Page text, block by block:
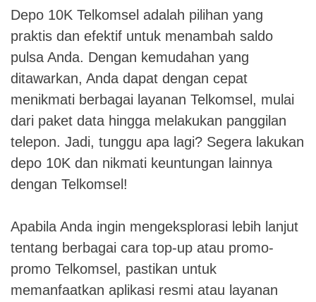
Depo 10K Telkomsel adalah pilihan yang
praktis dan efektif untuk menambah saldo
pulsa Anda. Dengan kemudahan yang
ditawarkan, Anda dapat dengan cepat
menikmati berbagai layanan Telkomsel, mulai
dari paket data hingga melakukan panggilan
telepon. Jadi, tunggu apa lagi? Segera lakukan
depo 10K dan nikmati keuntungan lainnya
dengan Telkomsel!
Apabila Anda ingin mengeksplorasi lebih lanjut
tentang berbagai cara top-up atau promo-
promo Telkomsel, pastikan untuk
memanfaatkan aplikasi resmi atau layanan